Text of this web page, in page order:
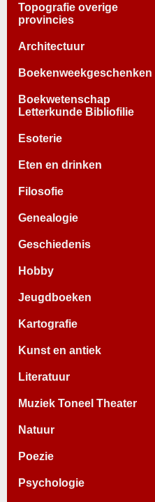
Topografie overige
provincies
Architectuur
Boekenweekgeschenken
Boekwetenschap
Letterkunde Bibliofilie
Esoterie
Eten en drinken
Filosofie
Genealogie
Geschiedenis
Hobby
Jeugdboeken
Kartografie
Kunst en antiek
Literatuur
Muziek Toneel Theater
Natuur
Poezie
Psychologie